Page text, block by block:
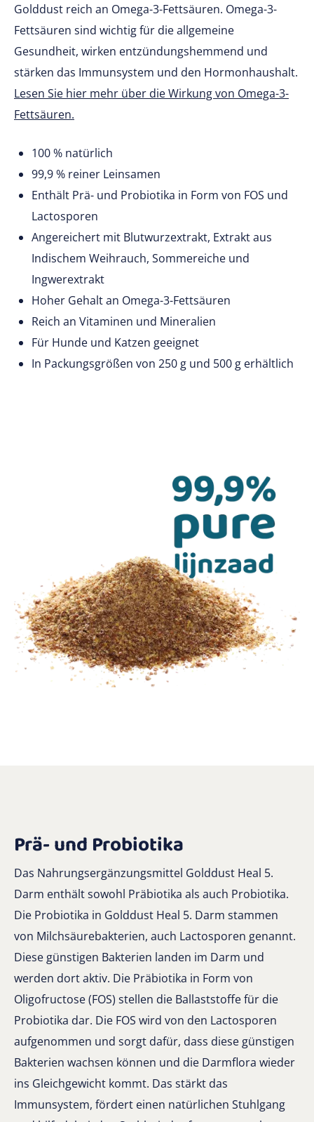
Golddust reich an Omega-3-Fettsäuren. Omega-3-
Fettsäuren sind wichtig für die allgemeine
Gesundheit, wirken entzündungshemmend und
stärken das Immunsystem und den Hormonhaushalt.
Lesen Sie hier mehr über die Wirkung von Omega-3-
Fettsäuren.
100 % natürlich
99,9 % reiner Leinsamen
Enthält Prä- und Probiotika in Form von FOS und
Lactosporen
Angereichert mit Blutwurzextrakt, Extrakt aus
Indischem Weihrauch, Sommereiche und
Ingwerextrakt
Hoher Gehalt an Omega-3-Fettsäuren
Reich an Vitaminen und Mineralien
Für Hunde und Katzen geeignet
In Packungsgrößen von 250 g und 500 g erhältlich
Prä- und Probiotika
Das Nahrungsergänzungsmittel Golddust Heal 5.
Darm enthält sowohl Präbiotika als auch Probiotika.
Die Probiotika in Golddust Heal 5. Darm stammen
von Milchsäurebakterien, auch Lactosporen genannt.
Diese günstigen Bakterien landen im Darm und
werden dort aktiv. Die Präbiotika in Form von
Oligofructose (FOS) stellen die Ballaststoffe für die
Probiotika dar. Die FOS wird von den Lactosporen
aufgenommen und sorgt dafür, dass diese günstigen
Bakterien wachsen können und die Darmflora wieder
ins Gleichgewicht kommt. Das stärkt das
Immunsystem, fördert einen natürlichen Stuhlgang